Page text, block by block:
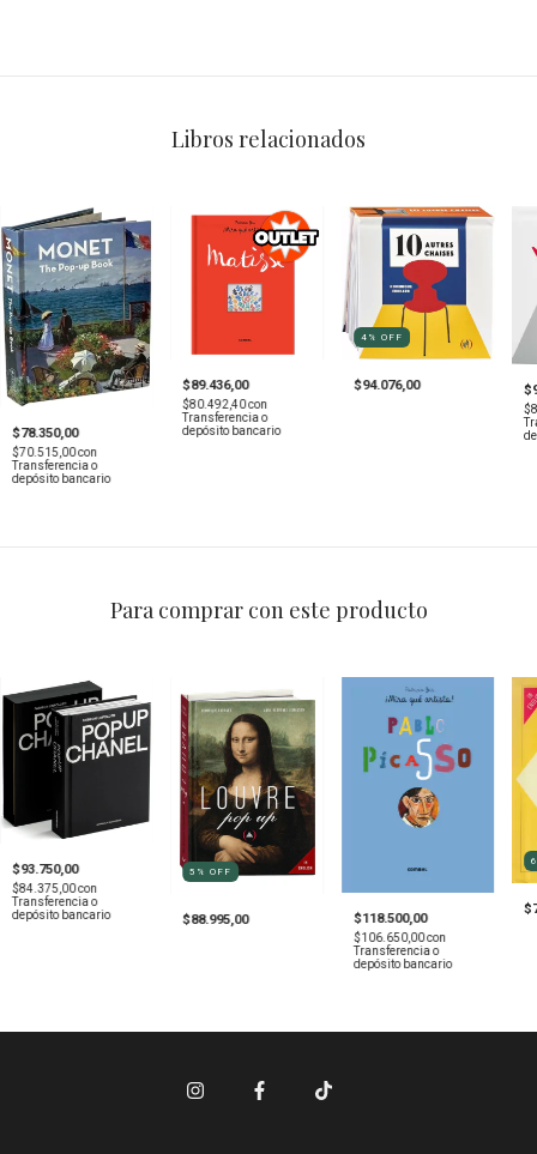
Libros relacionados
$78.350,00
$70.515,00con
Transferencia o
depósito bancario
$89.436,00
$80.492,40con
Transferencia o
depósito bancario
4 % OFF
$94.076,00
Para comprar con este producto
$93.750,00
$84.375,00con
Transferencia o
depósito bancario
5 %OFF
$88.995,00 $118.500,00
$106.650,00con
Transferencia o
depósito bancario